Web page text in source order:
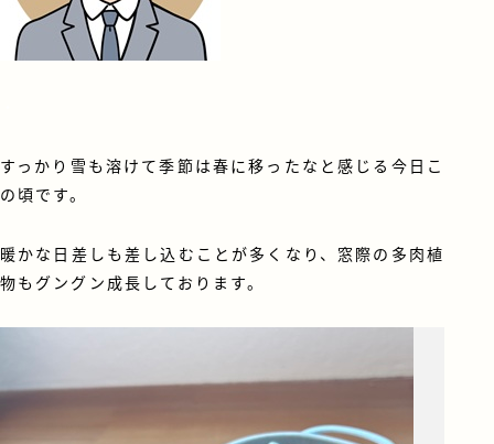
すっかり雪も溶けて季節は春に移ったなと感じる今日こ
の頃です。
暖かな日差しも差し込むことが多くなり、窓際の多肉植
物もグングン成長しております。